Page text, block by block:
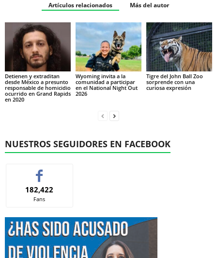
Artículos relacionados Más del autor
Detienen y extraditan
desde México a presunto
responsable de homicidio
ocurrido en Grand Rapids
en 2020
Wyoming invita a la
comunidad a participar
en el National Night Out
2026
Tigre del John Ball Zoo
sorprende con una
curiosa expresión
NUESTROS SEGUIDORES EN FACEBOOK
182,422
Fans